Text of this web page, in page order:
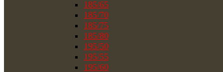
185/65
185/70
185/75
185/80
195/50
195/55
195/60